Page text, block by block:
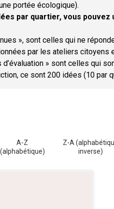
portée écologique).
par quartier, vous
», sont celles qui ne
par les ateliers citoyens
d’évaluation » sont celles qui
ce sont 200 idées (10 par
A-Z
(alphabétique)
Z-A
inverse)